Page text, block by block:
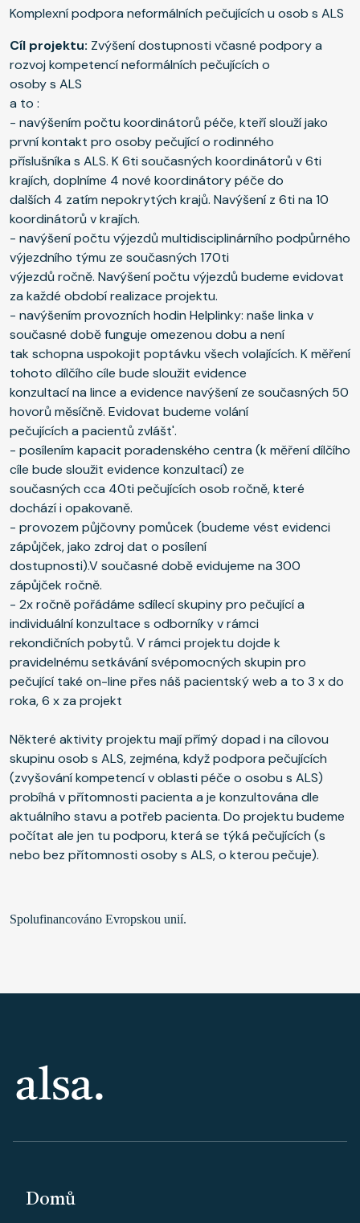
Komplexní podpora neformálních pečujících u osob s ALS
Cíl projektu: Zvýšení dostupnosti včasné podpory a
rozvoj kompetencí neformálních pečujících o
osoby s ALS
a to :
- navýšením počtu koordinátorů péče, kteří slouží jako
první kontakt pro osoby pečující o rodinného
příslušníka s ALS. K 6ti současných koordinátorů v 6ti
krajích, doplníme 4 nové koordinátory péče do
dalších 4 zatím nepokrytých krajů. Navýšení z 6ti na 10
koordinátorů v krajích.
- navýšení počtu výjezdů multidisciplinárního podpůrného
výjezdního týmu ze současných 170ti
výjezdů ročně. Navýšení počtu výjezdů budeme evidovat
za každé období realizace projektu.
- navýšením provozních hodin Helplinky: naše linka v
současné době funguje omezenou dobu a není
tak schopna uspokojit poptávku všech volajících. K měření
tohoto dílčího cíle bude sloužit evidence
konzultací na lince a evidence navýšení ze současných 50
hovorů měsíčně. Evidovat budeme volání
pečujících a pacientů zvlášt'.
- posílením kapacit poradenského centra (k měření dílčího
cíle bude sloužit evidence konzultací) ze
současných cca 40ti pečujících osob ročně, které
dochází i opakovaně.
- provozem půjčovny pomůcek (budeme vést evidenci
zápůjček, jako zdroj dat o posílení
dostupnosti).V současné době evidujeme na 300
zápůjček ročně.
- 2x ročně pořádáme sdílecí skupiny pro pečující a
individuální konzultace s odborníky v rámci
rekondičních pobytů. V rámci projektu dojde k
pravidelnému setkávání svépomocných skupin pro
pečující také on-line přes náš pacientský web a to 3 x do
roka, 6 x za projekt
Některé aktivity projektu mají přímý dopad i na cílovou
skupinu osob s ALS, zejména, když podpora pečujících
(zvyšování kompetencí v oblasti péče o osobu s ALS)
probíhá v přítomnosti pacienta a je konzultována dle
aktuálního stavu a potřeb pacienta. Do projektu budeme
počítat ale jen tu podporu, která se týká pečujících (s
nebo bez přítomnosti osoby s ALS, o kterou pečuje).
Spolufinancováno Evropskou unií.
PATIČKA
Domů